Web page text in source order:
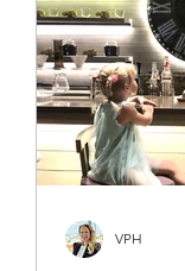
VPH